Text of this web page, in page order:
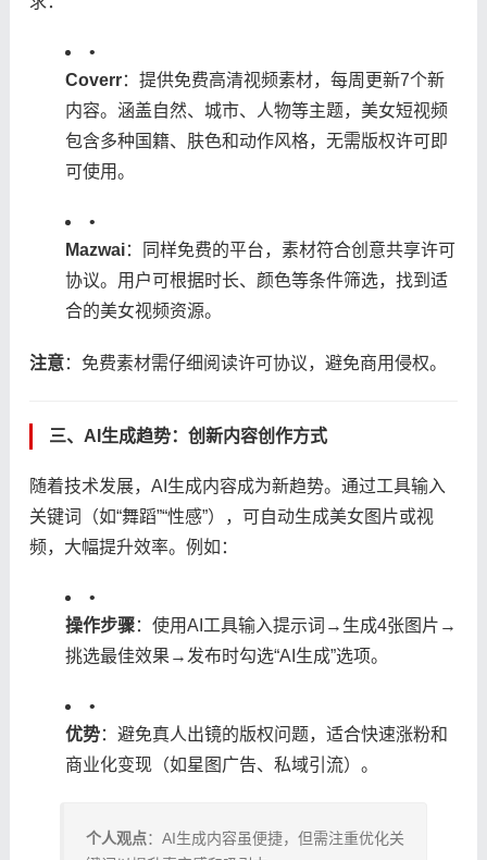
•
​Coverr​​：提供免费高清视频素材，每周更新7个新
内容。涵盖自然、城市、人物等主题，美女短视频
包含多种国籍、肤色和动作风格，无需版权许可即
可使用。
•
​Mazwai​​：同样免费的平台，素材符合创意共享许可
协议。用户可根据时长、颜色等条件筛选，找到适
合的美女视频资源。
​注意​​：免费素材需仔细阅读许可协议，避免商用侵权。
三、AI生成趋势：创新内容创作方式
随着技术发展，AI生成内容成为新趋势。通过工具输入
关键词（如“舞蹈”“性感”），可自动生成美女图片或视
频，大幅提升效率。例如：
•
​操作步骤​​：使用AI工具输入提示词→生成4张图片→
挑选最佳效果→发布时勾选“AI生成”选项。
•
​优势​​：避免真人出镜的版权问题，适合快速涨粉和
商业化变现（如星图广告、私域引流）。
​个人观点​​：AI生成内容虽便捷，但需注重优化关